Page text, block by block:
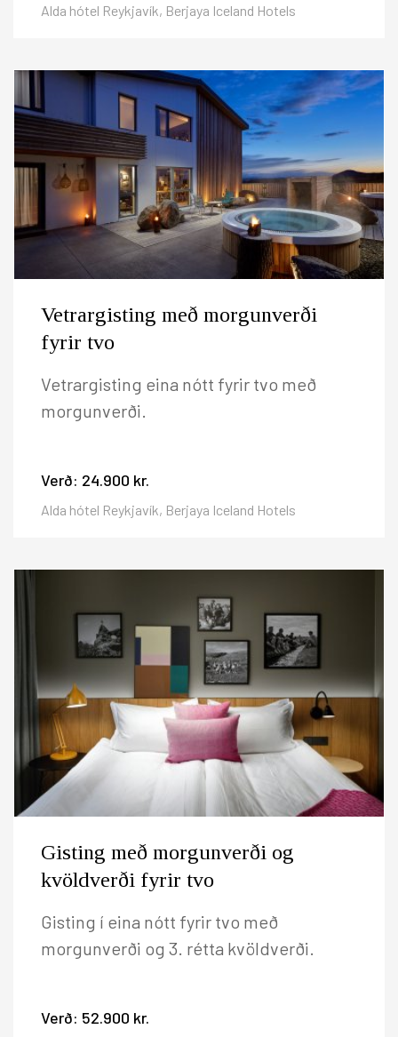
Alda hótel Reykjavík, Berjaya Iceland Hotels
Vetrargisting með morgunverði
fyrir tvo
Vetrargisting eina nótt fyrir tvo með
morgunverði.
Verð: 24.900 kr.
Alda hótel Reykjavík, Berjaya Iceland Hotels
Gisting með morgunverði og
kvöldverði fyrir tvo
Gisting í eina nótt fyrir tvo með
morgunverði og 3. rétta kvöldverði.
Verð: 52.900 kr.